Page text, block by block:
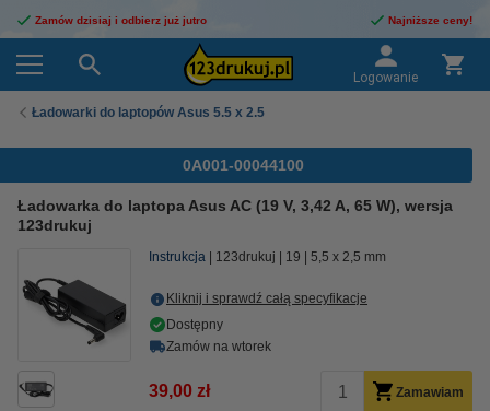
Zamów dzisiaj i odbierz już jutro Najniższe ceny!
Logowanie
Ładowarki do laptopów Asus 5.5 x 2.5
0A001-00044100
Ładowarka do laptopa Asus AC (19 V, 3,42 A, 65 W), wersja
123drukuj
Instrukcja 123drukuj 19 5,5 x 2,5 mm
Kliknij i sprawdź całą specyfikacje
Dostępny
Zamów na wtorek
39,00 zł Zamawiam